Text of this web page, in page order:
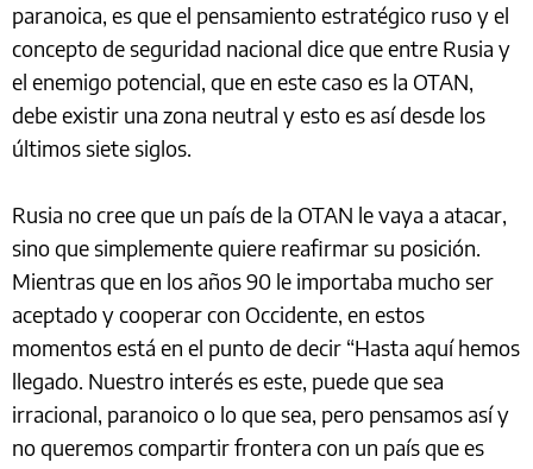
paranoica, es que el pensamiento estratégico ruso y el
concepto de seguridad nacional dice que entre Rusia y
el enemigo potencial, que en este caso es la OTAN,
debe existir una zona neutral y esto es así desde los
últimos siete siglos.
Rusia no cree que un país de la OTAN le vaya a atacar,
sino que simplemente quiere reafirmar su posición.
Mientras que en los años 90 le importaba mucho ser
aceptado y cooperar con Occidente, en estos
momentos está en el punto de decir “Hasta aquí hemos
llegado. Nuestro interés es este, puede que sea
irracional, paranoico o lo que sea, pero pensamos así y
no queremos compartir frontera con un país que es